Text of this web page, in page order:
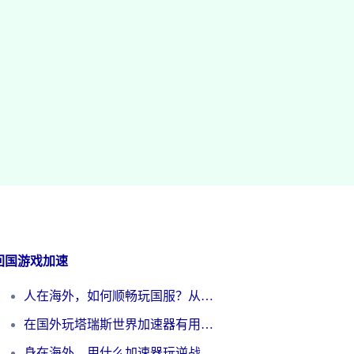
国游戏加速
人在海外，如何顺畅玩国服？从《王者荣耀》到《云图计划》的加速器终极指南
在国外玩塔瑞斯世界加速器有用吗？海外玩家亲测后的真实答案